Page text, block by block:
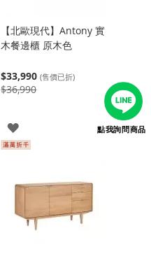
【北歐現代】Antony 實
木餐邊櫃 原木色
$33,990 (售價已折)
$36,990
登
入
點我詢問商品